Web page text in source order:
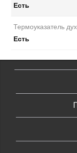
Есть
Термоуказатель
Есть